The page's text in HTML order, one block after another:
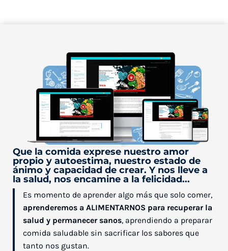
Que la comida exprese nuestro amor
propio y autoestima, nuestro estado de
ánimo y capacidad de crear. Y nos lleve a
la salud, nos encamine a la felicidad...
Es momento de aprender algo más que solo comer,
aprenderemos a ALIMENTARNOS para recuperar la
salud y permanecer sanos, aprendiendo a preparar
comida saludable sin sacrificar los sabores que
tanto nos gustan.